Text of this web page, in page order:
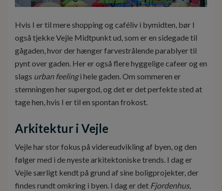
Hvis I er til mere shopping og caféliv i bymidten, bør I
også tjekke Vejle Midtpunkt ud, som er en sidegade til
gågaden, hvor der hænger farvestrålende parablyer til
pynt over gaden. Her er også flere hyggelige cafeer og en
slags urban feelingi hele gaden. Om sommeren er
stemningen her supergod, og det er det perfekte sted at
tage hen, hvis I er til en spontan frokost.
Arkitektur i Vejle
Vejle har stor fokus på videreudvikling af byen, og den
følger med i de nyeste arkitektoniske trends. I dag er
Vejle særligt kendt på grund af sine boligprojekter, der
findes rundt omkring i byen. I dag er det Fjordenhus,